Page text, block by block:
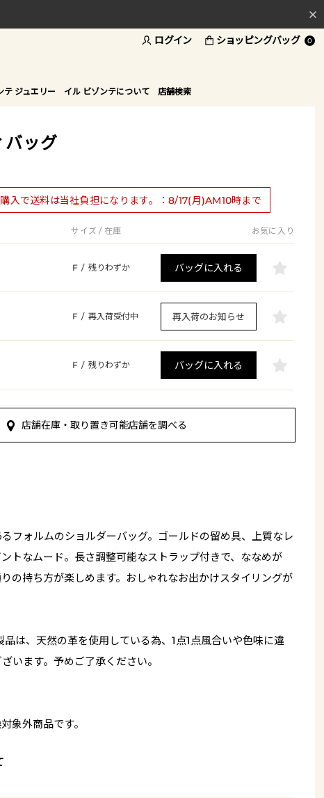
ログイン ショッピングバッグ 0
テ ジュエリー イル ビゾンテについて 店舗検索
バッグ
入で送料は当社負担になります。：8/17(月)AM10時まで
サイズ / 在庫 お気に入り
F / 残りわずか バッグに入れる
F / 再入荷受付中 再入荷のお知らせ
F / 残りわずか バッグに入れる
店舗在庫・取り置き可能店舗を調べる
フォルムのショルダーバッグ。ゴールドの留め具、上質なレ
トなムード。長さ調整可能なストラップ付きで、ななめが
の持ち方が楽しめます。おしゃれなお出かけスタイリングが
は、天然の革を使用している為、1点1点風合いや色味に違
います。予めご了承ください。
象外商品です。